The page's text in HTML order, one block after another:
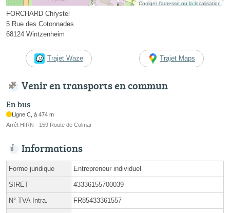
Corriger l’adresse ou la localisation
FORCHARD Chrystel
5 Rue des Cotonnades
68124 Wintzenheim
Trajet Waze Trajet Maps
Venir en transports en commun
En bus
Ligne C, à 474 m
Arrêt HIRN - 159 Route de Colmar
Informations
Forme juridique Entrepreneur individuel
SIRET 43336155700039
N° TVA Intra. FR85433361557